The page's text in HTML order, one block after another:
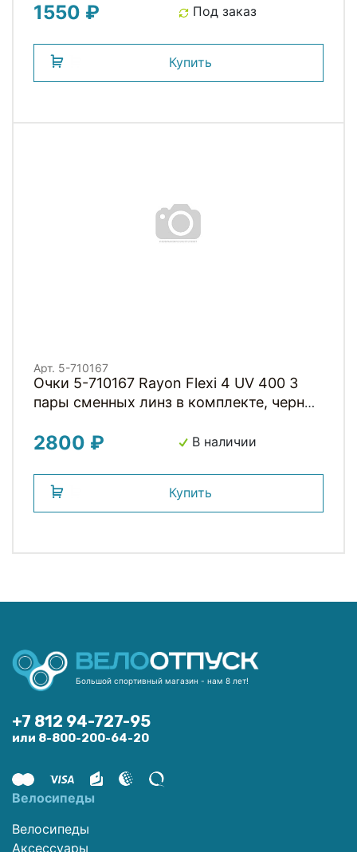
1550 ₽ Под заказ
Купить
Арт. 5-710167
Очки 5-710167 Rayon Flexi 4 UV 400 3
пары сменных линз в комплекте, черные
2800 ₽ В наличии
Купить
Большой спортивный магазин - нам 8 лет!
+7 812 94-727-95
или 8-800-200-64-20
Велосипеды
Велосипеды
Аксессуары